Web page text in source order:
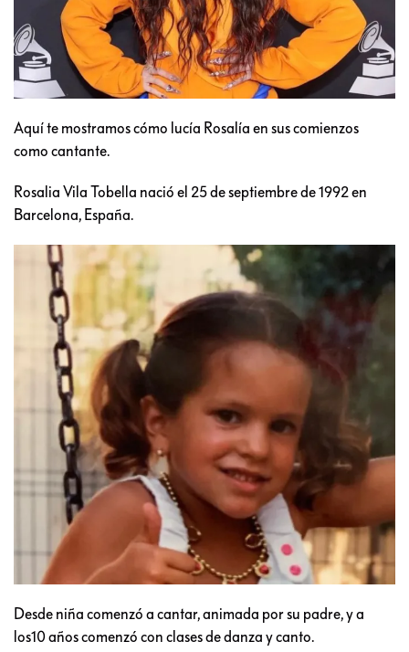
Aquí te mostramos cómo lucía Rosalía en sus comienzos
como cantante.
Rosalia Vila Tobella nació el 25 de septiembre de 1992 en
Barcelona, España.
Desde niña comenzó a cantar, animada por su padre, y a
los10 años comenzó con clases de danza y canto.